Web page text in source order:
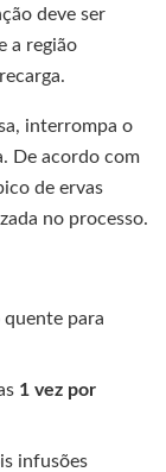
deve ser
a região
interrompa o
De acordo com
de ervas
no processo.
para
1 vez por
infusões